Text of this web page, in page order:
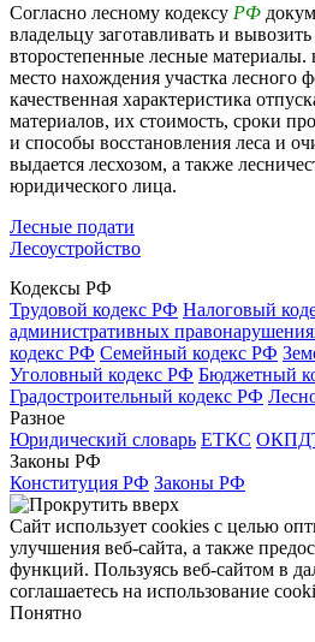
Согласно лесному кодексу РФ
владельцу заготавливать и
второстепенные лесные материалы.
место нахождения участка лесного
качественная характеристика
материалов, их стоимость, сроки
и способы восстановления леса и
выдается лесхозом, а также
юридического лица.
Лесные подати
Лесоустройство
Кодексы РФ
Трудовой кодекс РФ Налоговый
административных
кодекс РФ Семейный кодекс РФ
Уголовный кодекс РФ Бюджетный
Градостроительный кодекс РФ
Разное
Юридический словарь ЕТКС
Законы РФ
Конституция РФ Законы РФ
Сайт использует cookies с целью
улучшения веб-сайта, а также
функций. Пользуясь веб-сайтом в
соглашаетесь на использование
Понятно